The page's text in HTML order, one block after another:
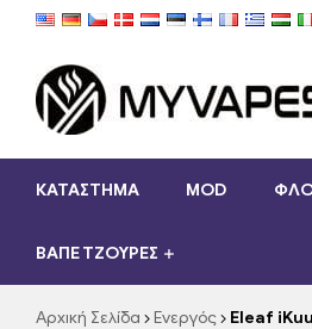
Myvapesite.de
cigarettes
φθηνά
online
ΚΑΤΑΣΤΗΜΑ MOD
ΒΑΠΈ ΤΖΟΎΡΕΣ
Αρχική Σελίδα Ενεργός Eleaf